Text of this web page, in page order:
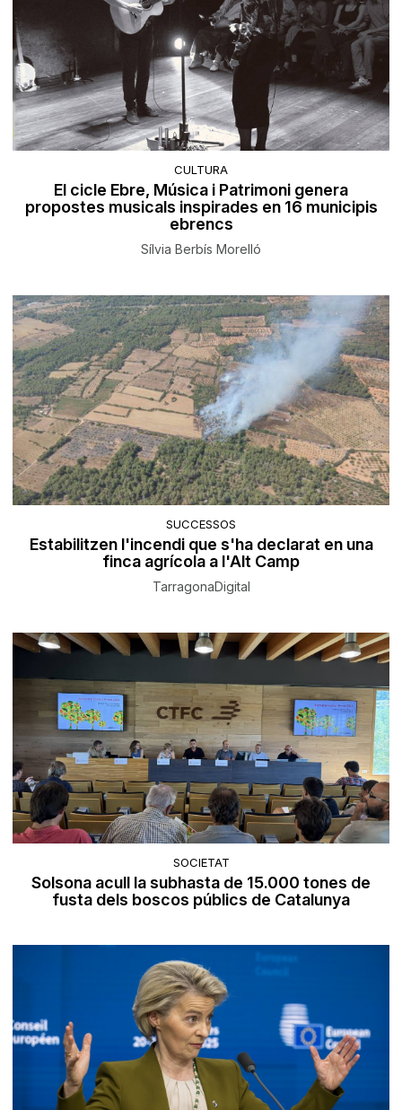
CULTURA
El cicle Ebre, Música i Patrimoni genera
propostes musicals inspirades en 16 municipis
ebrencs
Sílvia Berbís Morelló
SUCCESSOS
Estabilitzen l'incendi que s'ha declarat en una
finca agrícola a l'Alt Camp
TarragonaDigital
SOCIETAT
Solsona acull la subhasta de 15.000 tones de
fusta dels boscos públics de Catalunya